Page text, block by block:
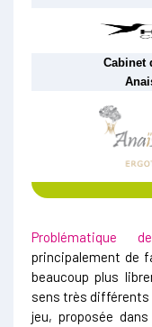
Cabinet
Problématique
principalement de
beaucoup plus
sens très différents
jeu, proposée